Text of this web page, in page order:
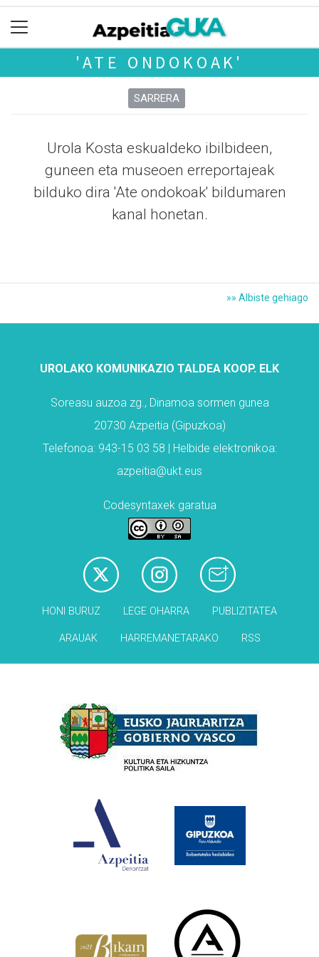
'ATE ONDOKOAK'
SARRERA
Urola Kosta eskualdeko ibilbideen,
guneen eta museoen erreportajeak
bilduko dira 'Ate ondokoak' bildumaren
kanal honetan.
»» Albiste gehiago
UROLAKO KOMUNIKAZIO TALDEA KOOP. ELK
Soreasu auzoa zg., Dinamoa sormen gunea
20730 Azpeitia (Gipuzkoa)
Telefonoa: 943-15 03 58 | Helbide elektronikoa:
azpeitia@ukt.eus
Codesyntaxek garatua
HONI BURUZ LEGE OHARRA PUBLIZITATEA
ARAUAK HARREMANETARAKO RSS